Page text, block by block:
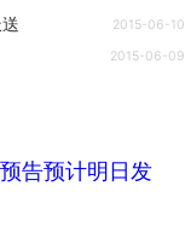
2015-06-10
2015-06-09
告预计明日发